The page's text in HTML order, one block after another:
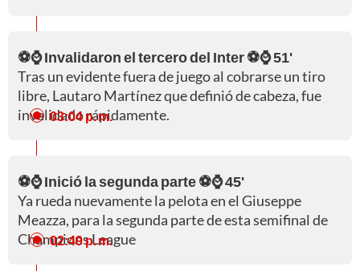
⚽⌚ Invalidaron el tercero del Inter ⚽⌚ 51'
Tras un evidente fuera de juego al cobrarse un tiro
libre, Lautaro Martínez que definió de cabeza, fue
invalidado rápidamente.
03:04 p. m.
⚽⌚ Inició la segunda parte ⚽⌚ 45'
Ya rueda nuevamente la pelota en el Giuseppe
Meazza, para la segunda parte de esta semifinal de
Champions League
02:49 p. m.